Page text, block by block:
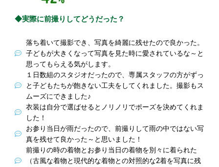
◆実際に前撮りしてどうだった？
落ち着いて撮影でき、写真を綺麗に残せたので良かった。
子どもが大きくなって写真を見た時に愛されているな～と
思ってもらえる気がします。
１日数組のスタジオだったので、専属スタッフの方がずっ
と子どもたちが飽きない工夫をしてくれました。撮影もス
ムーズにできました♪
衣装は自分で選ばせるとノリノリでポーズを決めてくれま
した！
お参り当日が雨だったので、前撮りして雨の中ではない写
真を残せて良かった～と思いました！
前撮りの時の着物とお参り当日の着物を別々に着られた
（古風な着物と現代的な着物との対照的な2着を写真に残